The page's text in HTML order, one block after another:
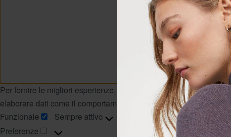
Per fornire le migliori esperienze, utilizziamo tecnologie come i
elaborare dati come il comportamento di navigazione o ID unici
Funzionale
Sempre attivo
Preferenze